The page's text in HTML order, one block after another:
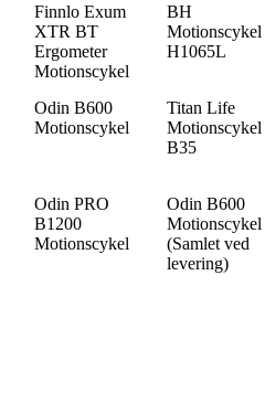
Finnlo Exum
XTR BT
Ergometer
Motionscykel
BH
Motionscykel
H1065L
Odin B600
Motionscykel
Titan Life
Motionscykel
B35
Odin PRO
B1200
Motionscykel
Odin B600
Motionscykel
(Samlet ved
levering)